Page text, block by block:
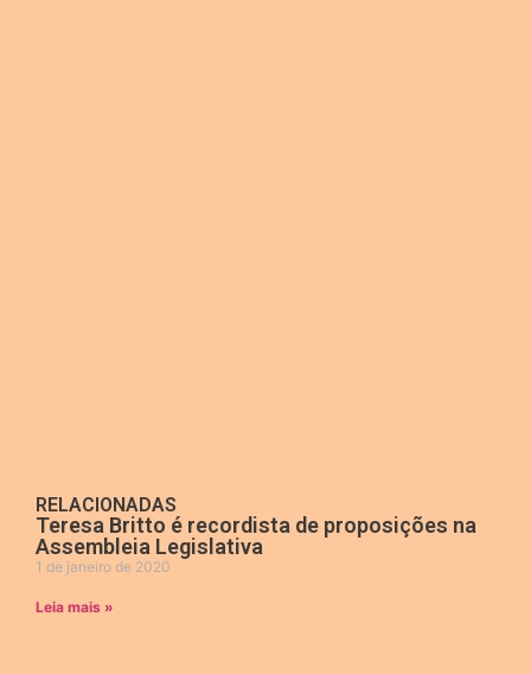
RELACIONADAS
Teresa Britto é recordista de proposições na
Assembleia Legislativa
1 de janeiro de 2020
Leia mais »